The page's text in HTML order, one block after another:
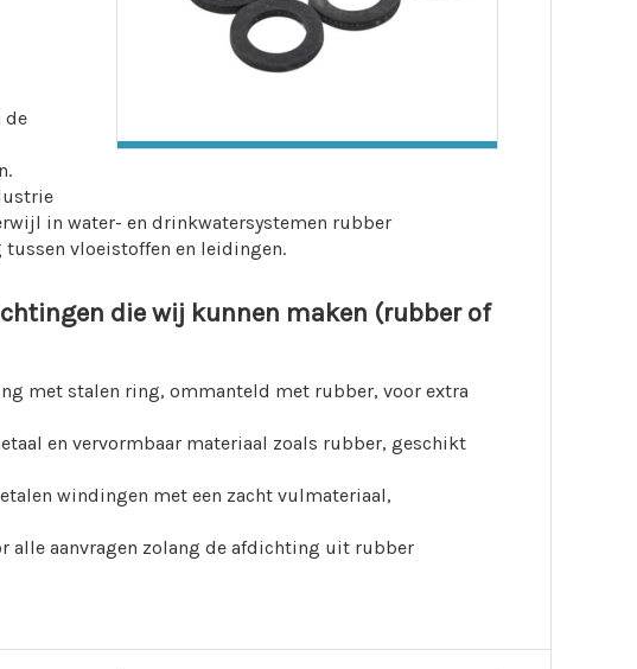
de
in water- en drinkwatersystemen rubber
vloeistoffen en leidingen.
die wij kunnen maken (rubber of
met stalen ring, ommanteld met rubber, voor extra
en vervormbaar materiaal zoals rubber, geschikt
windingen met een zacht vulmateriaal,
alle aanvragen zolang de afdichting uit rubber